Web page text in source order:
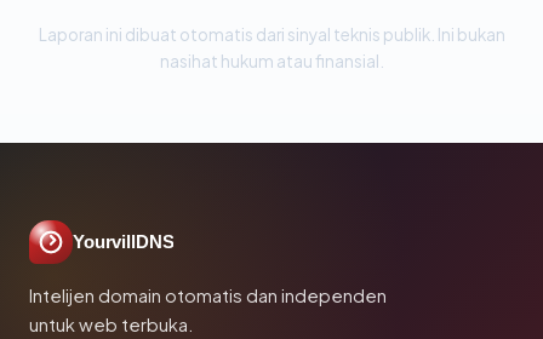
Laporan ini dibuat otomatis dari sinyal teknis publik. Ini bukan
nasihat hukum atau finansial.
YourvillDNS
Intelijen domain otomatis dan independen
untuk web terbuka.